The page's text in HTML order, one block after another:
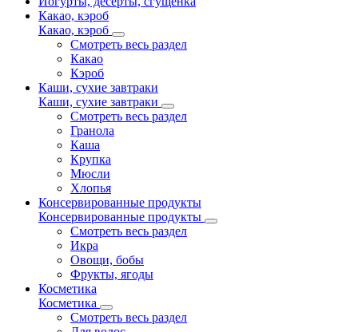
Какао, кэроб
Какао, кэроб
Смотреть весь раздел
Какао
Кэроб
Каши, сухие завтраки
Каши, сухие завтраки
Смотреть весь раздел
Гранола
Каша
Крупка
Мюсли
Хлопья
Консервированные продукты
Консервированные продукты
Смотреть весь раздел
Икра
Овощи, бобы
Фрукты, ягоды
Косметика
Косметика
Смотреть весь раздел